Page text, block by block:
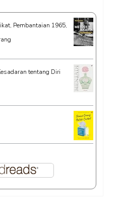
Pembantaian 1965,
tentang Diri